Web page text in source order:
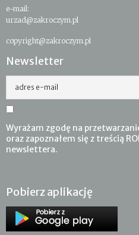
e-mail:
urzad@zakroczym.pl
copyright@zakroczym.pl
Newsletter
adres e-mail
Wyrażam zgodę na
oraz zapoznałem się z treścią
newslettera.
Pobierz aplikację